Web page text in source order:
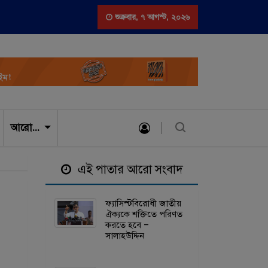
বিরোধীদের বিভেদ পতিত স্বৈরাচার ও তার দোসরদের লাভবান করবে – খেলাফত
শুক্রবার, ৭ আগস্ট, ২০২৬
আরো…
এই পাতার আরো সংবাদ
ফ্যাসিস্টবিরোধী জাতীয়
ঐক্যকে শক্তিতে পরিণত
করতে হবে –
সালাহউদ্দিন